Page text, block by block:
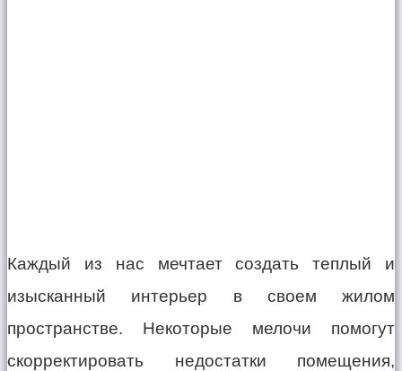
Каждый из нас мечтает создать теплый и
изысканный интерьер в своем жилом
пространстве. Некоторые мелочи помогут
скорректировать недостатки помещения,